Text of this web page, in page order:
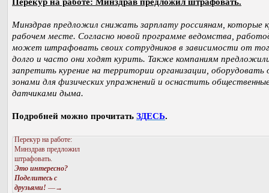
Минздрав предложил снижать зарплату россиянам, которые
рабочем месте. Согласно новой программе ведомства,
может штрафовать своих сотрудников в зависимости от
долго и часто они ходят курить. Также компаниям
запретить курение на территории организации, оборудовать
зонами для физических упражнений и оснастить
датчиками дыма.
Подробней можно прочитать ЗДЕСЬ.
Перекур на работе:
Минздрав предложил
штрафовать.
Это интересно?
Поделитесь с
друзьями! —→